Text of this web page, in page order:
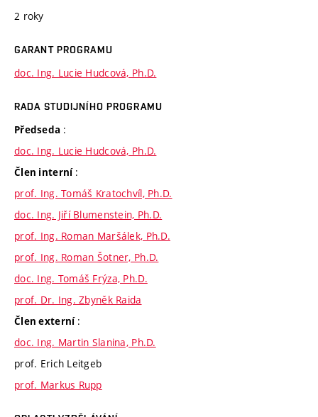
2 roky
GARANT PROGRAMU
doc. Ing. Lucie Hudcová, Ph.D.
RADA STUDIJNÍHO PROGRAMU
Předseda :
doc. Ing. Lucie Hudcová, Ph.D.
Člen interní :
prof. Ing. Tomáš Kratochvíl, Ph.D.
doc. Ing. Jiří Blumenstein, Ph.D.
prof. Ing. Roman Maršálek, Ph.D.
prof. Ing. Roman Šotner, Ph.D.
doc. Ing. Tomáš Frýza, Ph.D.
prof. Dr. Ing. Zbyněk Raida
Člen externí :
doc. Ing. Martin Slanina, Ph.D.
prof. Erich Leitgeb
prof. Markus Rupp